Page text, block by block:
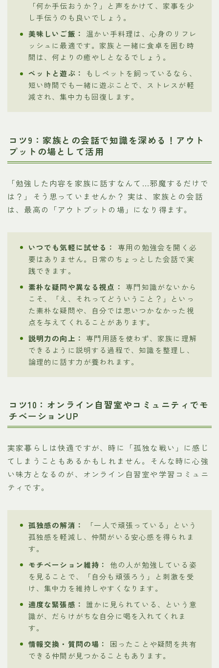
「何か手伝おうか？」と声をかけて、家事を少
し手伝うのも良いでしょう。
美味しいご飯：
温かい手料理は、心身のリフレ
ッシュに最適です。家族と一緒に食卓を囲む時
間は、何よりの癒やしとなるでしょう。
ペットと遊ぶ：
もしペットを飼っているなら、
短い時間でも一緒に遊ぶことで、ストレスが軽
減され、集中力も回復します。
コツ9：家族との会話で知識を深める！アウト
プットの場として活用
「勉強した内容を家族に話すなんて…邪魔するだけで
は？」そう思っていませんか？ 実は、家族との会話
は、最高の「アウトプットの場」になり得ます。
いつでも気軽に試せる：
専用の勉強会を開く必
要はありません。日常のちょっとした会話で実
践できます。
素朴な疑問や異なる視点： 専門知識がないから
こそ、「え、それってどういうこと？」といっ
た素朴な疑問や、自分では思いつかなかった視
点を与えてくれることがあります。
説明力の向上： 専門用語を使わず、家族に理解
できるように説明する過程で、知識を整理し、
論理的に話す力が養われます。
コツ10：オンライン自習室やコミュニティでモ
チベーションUP
実家暮らしは快適ですが、時に「孤独な戦い」に感じ
てしまうこともあるかもしれません。そんな時に心強
い味方となるのが、オンライン自習室や学習コミュニ
ティです。
孤独感の解消：
「一人で頑張っている」という
孤独感を軽減し、仲間がいる安心感を得られま
す。
モチベーション維持：
他の人が勉強している姿
を見ることで、「自分も頑張ろう」と刺激を受
け、集中力を維持しやすくなります。
適度な緊張感：
誰かに見られている、という意
識が、だらけがちな自分に喝を入れてくれま
す。
情報交換・質問の場：
困ったことや疑問を共有
できる仲間が見つかることもあります。